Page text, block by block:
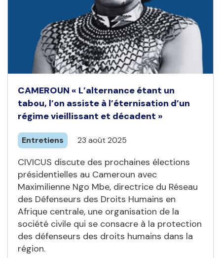
CAMEROUN « L’alternance étant un
tabou, l’on assiste à l’éternisation d’un
régime vieillissant et décadent »
Entretiens 23 août 2025
CIVICUS discute des prochaines élections
présidentielles au Cameroun avec
Maximilienne Ngo Mbe, directrice du Réseau
des Défenseurs des Droits Humains en
Afrique centrale, une organisation de la
société civile qui se consacre à la protection
des défenseurs des droits humains dans la
région.